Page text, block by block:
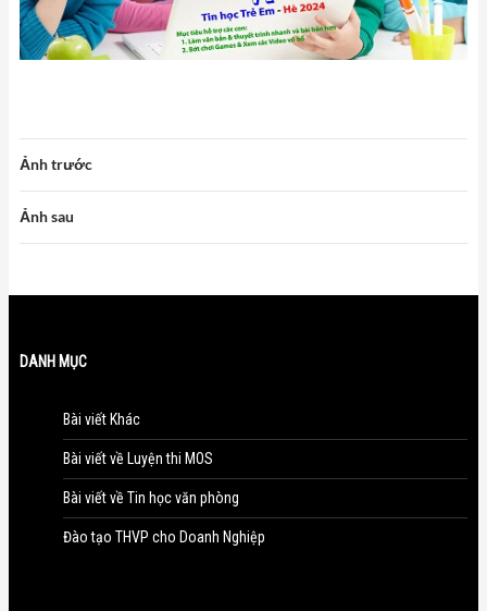
Ảnh trước
Ảnh sau
DANH MỤC
Bài viết Khác
Bài viết về Luyện thi MOS
Bài viết về Tin học văn phòng
Đào tạo THVP cho Doanh Nghiệp